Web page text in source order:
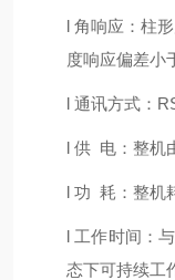
l 角响应：柱
度响应偏差小
l 通讯方式：
l 供 电：整机
l 功 耗：整机
l 工作时间：
态下可持续工